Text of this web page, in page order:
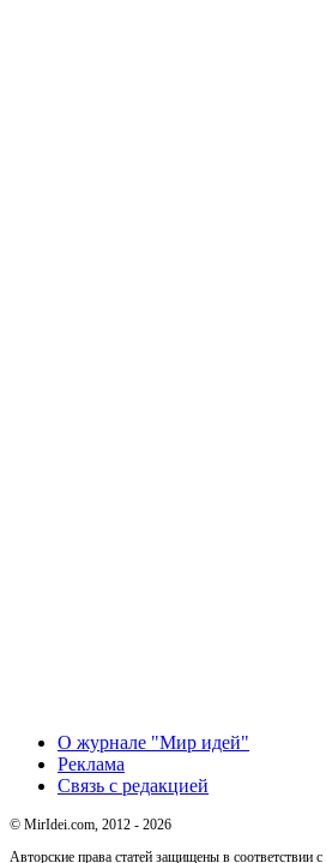
О журнале "Мир идей"
Реклама
Связь с редакцией
© MirIdei.com, 2012 - 2026
Авторские права статей защищены в соответствии